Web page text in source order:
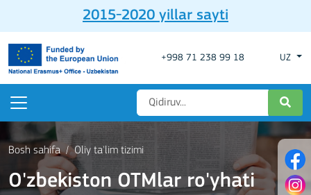
2015-2020 yillar sayti
+998 71 238 99 18 UZ
Bosh sahifa Oliy ta'lim tizimi
O'zbekiston OTMlar ro'yhati